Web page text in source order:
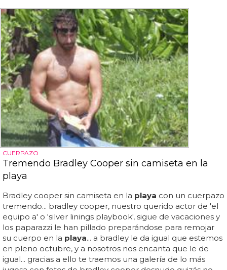
CUERPAZO
Tremendo Bradley Cooper sin camiseta en la
playa
Bradley cooper sin camiseta en la playa con un cuerpazo
tremendo... bradley cooper, nuestro querido actor de 'el
equipo a' o 'silver linings playbook', sigue de vacaciones y
los paparazzi le han pillado preparándose para remojar
su cuerpo en la playa... a bradley le da igual que estemos
en pleno octubre, y a nosotros nos encanta que le de
igual... gracias a ello te traemos una galería de lo más